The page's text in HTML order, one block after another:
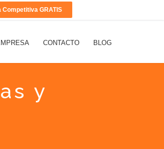
Competitiva GRATIS
CONTACTO BLOG
y